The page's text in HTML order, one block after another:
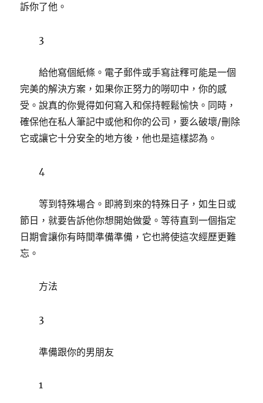
訴你了他。
3
給他寫個紙條。電子郵件或手寫註釋可能是一個
完美的解決方案，如果你正努力的嘮叨中，你的感
受。說真的你覺得如何寫入和保持輕鬆愉快。同時，
確保他在私人筆記中或他和你的公司，要么破壞/刪除
它或讓它十分安全的地方後，他也是這樣認為。
4
等到特殊場合。即將到來的特殊日子，如生日或
節日，就要告訴他你想開始做愛。等待直到一個指定
日期會讓你有時間準備準備，它也將使這次經歷更難
忘。
方法
3
準備跟你的男朋友
1